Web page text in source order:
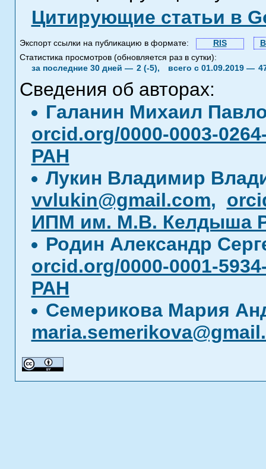
Цитирующие статьи в
Экспорт ссылки на публикацию в формате: RIS
Статистика просмотров (обновляется раз в сутки):
за последние 30 дней — 2 (-5), всего с 01.09.2019 —
Сведения об авторах:
Галанин Михаил
orcid.org/0000-0003-
РАН
Лукин Владимир
vvlukin@gmail.com,
ИПМ им. М.В. Келдыша
Родин Александр
orcid.org/0000-0001-
РАН
Семерикова Мария